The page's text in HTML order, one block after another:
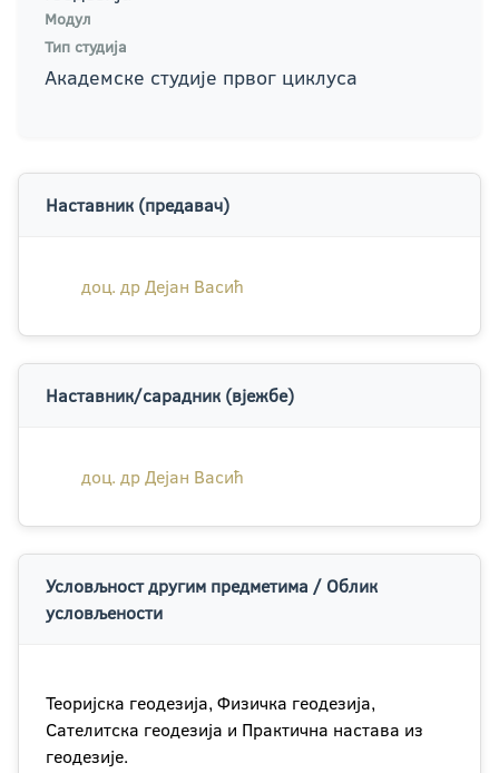
Модул
Тип студија
Академске студије првог циклуса
Наставник (предавач)
доц. др Дејан Васић
Наставник/сарадник (вјежбе)
доц. др Дејан Васић
Условљност другим предметима / Облик
условљености
Теоријска геодезија, Физичка геодезија,
Сателитска геодезија и Практична настава из
геодезије.